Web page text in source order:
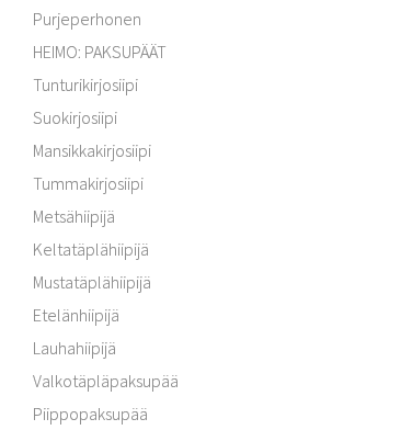
Purjeperhonen
HEIMO: PAKSUPÄÄT
Tunturikirjosiipi
Suokirjosiipi
Mansikkakirjosiipi
Tummakirjosiipi
Metsähiipijä
Keltatäplähiipijä
Mustatäplähiipijä
Etelänhiipijä
Lauhahiipijä
Valkotäpläpaksupää
Piippopaksupää